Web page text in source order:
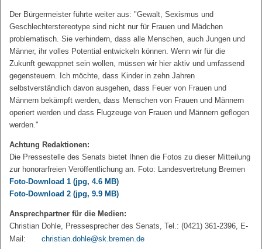
Der Bürgermeister führte weiter aus: "Gewalt, Sexismus und
Geschlechterstereotype sind nicht nur für Frauen und Mädchen
problematisch. Sie verhindern, dass alle Menschen, auch Jungen und
Männer, ihr volles Potential entwickeln können. Wenn wir für die
Zukunft gewappnet sein wollen, müssen wir hier aktiv und umfassend
gegensteuern. Ich möchte, dass Kinder in zehn Jahren
selbstverständlich davon ausgehen, dass Feuer von Frauen und
Männern bekämpft werden, dass Menschen von Frauen und Männern
operiert werden und dass Flugzeuge von Frauen und Männern geflogen
werden."
Achtung Redaktionen:
Die Pressestelle des Senats bietet Ihnen die Fotos zu dieser Mitteilung
zur honorarfreien Veröffentlichung an. Foto: Landesvertretung Bremen
Foto-Download 1 (jpg, 4.6 MB)
Foto-Download 2 (jpg, 9.9 MB)
Ansprechpartner für die Medien:
Christian Dohle, Pressesprecher des Senats, Tel.: (0421) 361-2396, E-
Mail:
christian.dohle@sk.bremen.de